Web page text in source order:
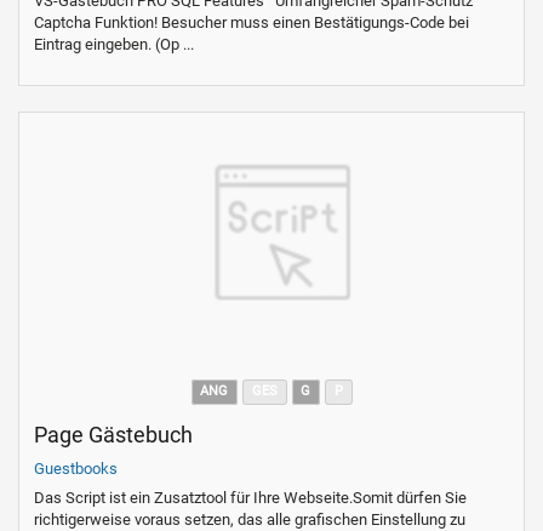
Captcha Funktion! Besucher muss einen Bestätigungs-Code bei
Eintrag eingeben. (Op ...
ANG G
Page Gästebuch
Guestbooks
Das Script ist ein Zusatztool für Ihre Webseite.Somit dürfen Sie
richtigerweise voraus setzen, das alle grafischen Einstellung zu